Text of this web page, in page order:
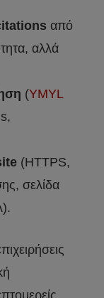
από
αλλά
(YMYL
(HTTPS,
σελίδα